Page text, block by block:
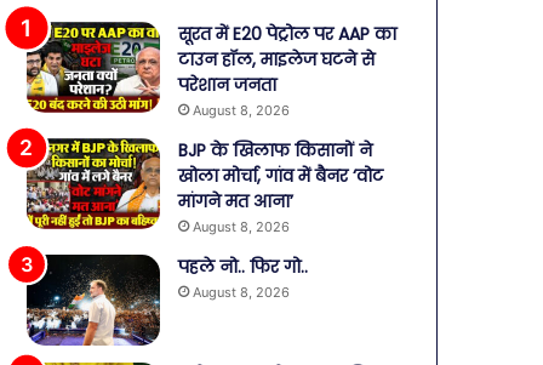
सूरत में E20 पेट्रोल पर AAP का
टाउन हॉल, माइलेज घटने से
परेशान जनता
August 8, 2026
BJP के खिलाफ किसानों ने
खोला मोर्चा, गांव में बैनर ‘वोट
मांगने मत आना’
August 8, 2026
पहले नो.. फिर गो..
August 8, 2026